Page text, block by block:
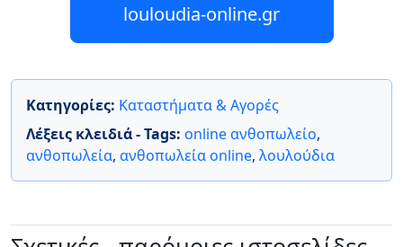
louloudia-online.gr
Κατηγορίες: Καταστήματα & Αγορές
Λέξεις κλειδιά - Tags: online ανθοπωλείο,
ανθοπωλεία, ανθοπωλεία online, λουλούδια